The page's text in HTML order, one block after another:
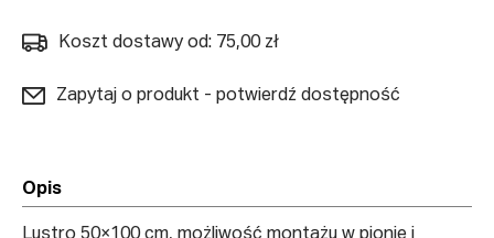
Koszt dostawy od: 75,00 zł
Zapytaj o produkt - potwierdź dostępność
Opis
Lustro 50×100 cm, możliwość montażu w pionie i